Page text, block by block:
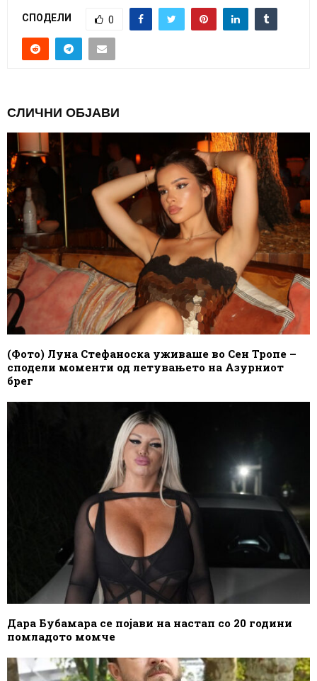
СПОДЕЛИ 0
СЛИЧНИ ОБЈАВИ
(Фото) Луна Стефаноска уживаше во Сен Тропе –
сподели моменти од летувањето на Азурниот
брег
Дара Бубамара се појави на настап со 20 години
помладото момче